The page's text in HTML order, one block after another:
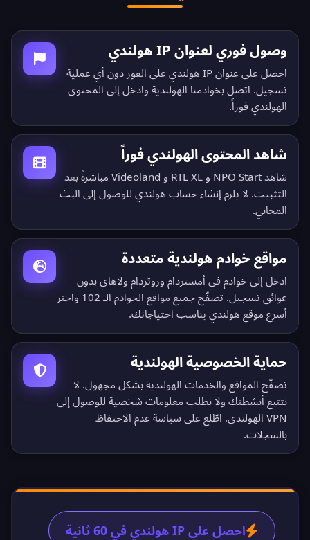
وصول فوري لعنوان IP هولندي
احصل على عنوان IP هولندي على الفور دون أي عملية
تسجيل. اتصل بخوادمنا الهولندية وادخل إلى المحتوى
الهولندي فوراً.
شاهد المحتوى الهولندي فوراً
شاهد NPO Start و RTL XL و Videoland مباشرةً بعد
التثبيت. لا يلزم إنشاء حساب هولندي للوصول إلى البث
المجاني.
مواقع خوادم هولندية متعددة
ادخل إلى خوادم في أمستردام وروتردام ولاهاي بدون
عوائق تسجيل. تصفّح جميع مواقع الخوادم الـ 102
واختر
أسرع موقع هولندي يناسب احتياجاتك.
حماية الخصوصية الهولندية
تصفّح المواقع والخدمات الهولندية بشكل مجهول. لا
نتتبع أنشطتك ولا نطلب معلومات شخصية للوصول إلى
VPN الهولندي. اطّلع على
سياسة عدم الاحتفاظ
بالسجلات.
احصل على IP هولندي في 60 ثانية